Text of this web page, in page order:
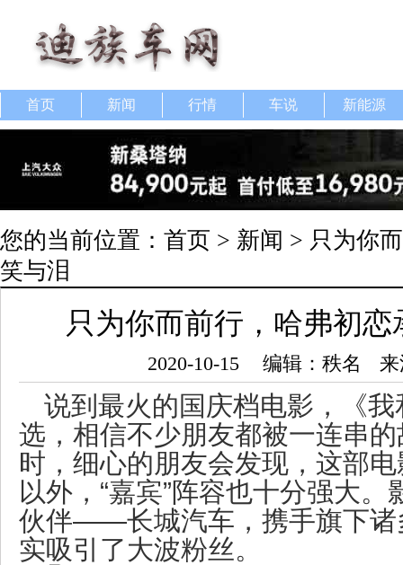
首页 新闻 行情 车说 新能源
您的当前位置： 首页 > 新闻 > 只为你
笑与泪
只为你而前行，哈弗初
2020-10-15 编辑：秩名
说到最火的国庆档电影，《
选，相信不少朋友都被一连串
时，细心的朋友会发现，这部
以外，“嘉宾”阵容也十分强大
伙伴——长城汽车，携手旗下诸
实吸引了大波粉丝。